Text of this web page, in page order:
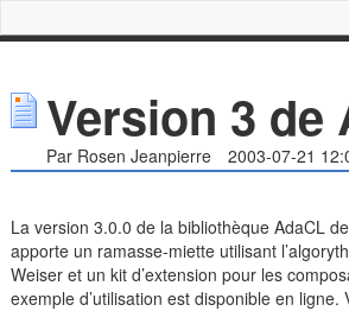
Version 3 de
Par Rosen Jeanpierre 2003-07-21
La version 3.0.0 de la bibliothèque AdaCL
apporte un ramasse-miette utilisant
Weiser et un kit d’extension pour les
exemple d’utilisation est disponible en ligne.